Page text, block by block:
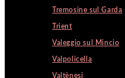
Tremosine sul Garda
Trient
Valeggio sul Mincio
Valpolicella
Valtènesi